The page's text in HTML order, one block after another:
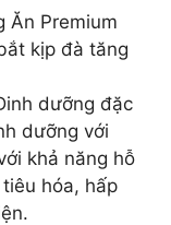
Ăn Premium
kịp đà tăng
dưỡng đặc
dưỡng với
khả năng hỗ
hóa, hấp